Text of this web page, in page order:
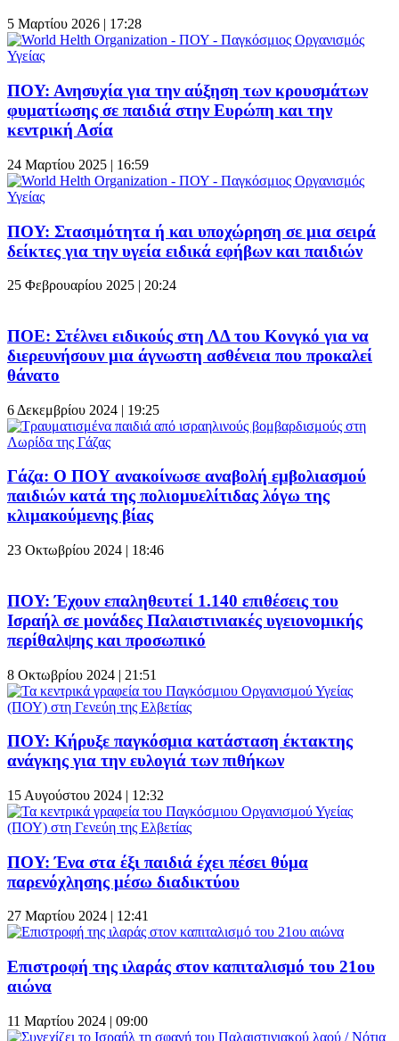
5 Μαρτίου 2026 | 17:28
ΠΟΥ: Ανησυχία για την αύξηση των κρουσμάτων
φυματίωσης σε παιδιά στην Ευρώπη και την
κεντρική Ασία
24 Μαρτίου 2025 | 16:59
ΠΟΥ: Στασιμότητα ή και υποχώρηση σε μια σειρά
δείκτες για την υγεία ειδικά εφήβων και παιδιών
25 Φεβρουαρίου 2025 | 20:24
ΠΟΕ: Στέλνει ειδικούς στη ΛΔ του Κονγκό για να
διερευνήσουν μια άγνωστη ασθένεια που προκαλεί
θάνατο
6 Δεκεμβρίου 2024 | 19:25
Γάζα: Ο ΠΟΥ ανακοίνωσε αναβολή εμβολιασμού
παιδιών κατά της πολιομυελίτιδας λόγω της
κλιμακούμενης βίας
23 Οκτωβρίου 2024 | 18:46
ΠΟΥ: Έχουν επαληθευτεί 1.140 επιθέσεις του
Ισραήλ σε μονάδες Παλαιστινιακές υγειονομικής
περίθαλψης και προσωπικό
8 Οκτωβρίου 2024 | 21:51
ΠΟΥ: Κήρυξε παγκόσμια κατάσταση έκτακτης
ανάγκης για την ευλογιά των πιθήκων
15 Αυγούστου 2024 | 12:32
ΠΟΥ: Ένα στα έξι παιδιά έχει πέσει θύμα
παρενόχλησης μέσω διαδικτύου
27 Μαρτίου 2024 | 12:41
Επιστροφή της ιλαράς στον καπιταλισμό του 21ου
αιώνα
11 Μαρτίου 2024 | 09:00